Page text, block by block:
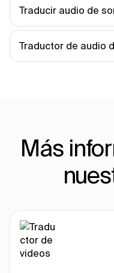
Traducir audio de
Traductor de audio
Más